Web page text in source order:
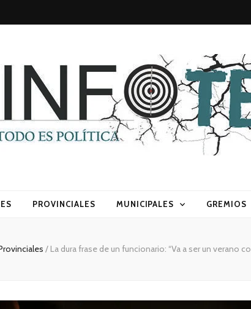
política
PROVINCIALES MUNICIPALES GREMIOS
/ La dura frase de un funcionario: “Va a ser un verano